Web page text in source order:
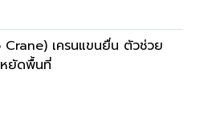
Crane) เครนแขนยื่น ตัวช่วย
หยัดพื้นที่